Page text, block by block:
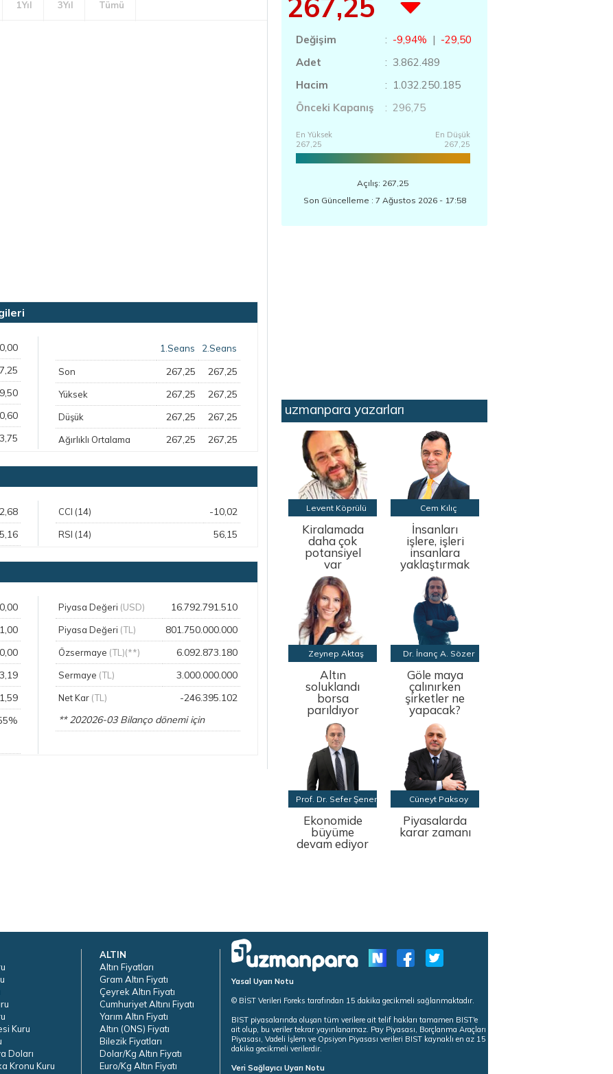
1Yıl 3Yıl Tümü
0,00 1.Seans 2.Seans
Son 267,25 267,25
Yüksek 267,25 267,25
Düşük 267,25 267,25
Ağırlıklı Ortalama 267,25 267,25
CCI (14) -10,02
RSI (14) 56,15
0,00
0,00
Piyasa Değeri (USD) 16.792.791.510
Piyasa Değeri (TL) 801.750.000.000
Özsermaye (TL)(**) 6.092.873.180
Sermaye (TL) 3.000.000.000
Net Kar (TL)
-246.395.102
** 202026-03 Bilanço dönemi için
267,25
Değişim : -9,94% | -29,50
Adet
: 3.862.489
Hacim
: 1.032.250.185
Önceki Kapanış
: 296,75
En Yüksek
267,25
En Düşük
267,25
Açılış: 267,25
Son Güncelleme : 7 Ağustos 2026 - 17:58
uzmanpara yazarları
Levent Köprülü
Kiralamada
daha çok
potansiyel
var
Cem Kılıç
İnsanları
işlere, işleri
insanlara
yaklaştırmak
Zeynep Aktaş
Altın
soluklandı
borsa
parıldıyor
Dr. İnanç A. Sözer
Göle maya
çalınırken
şirketler ne
yapacak?
Prof. Dr. Sefer Şener
Ekonomide
büyüme
devam ediyor
Cüneyt Paksoy
Piyasalarda
karar zamanı
Kuru
Doları
Kronu Kuru
ALTIN
Altın Fiyatları
Gram Altın Fiyatı
Çeyrek Altın Fiyatı
Cumhuriyet Altını Fiyatı
Yarım Altın Fiyatı
Altın (ONS) Fiyatı
Bilezik Fiyatları
Dolar/Kg Altın Fiyatı
Euro/Kg Altın Fiyatı
Yasal Uyarı Notu
© BİST Verileri Foreks tarafından 15 dakika gecikmeli sağlanmaktadır.
BIST piyasalarında oluşan tüm verilere ait telif hakları tamamen BIST'e
ait olup, bu veriler tekrar yayınlanamaz. Pay Piyasası, Borçlanma Araçları
Piyasası, Vadeli İşlem ve Opsiyon Piyasası verileri BIST kaynaklı en az 15
dakika gecikmeli verilerdir.
Veri Sağlayıcı Uyarı Notu